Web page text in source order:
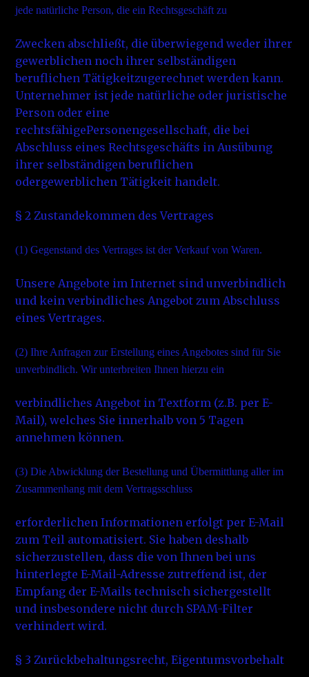
jede natürliche Person, die ein Rechtsgeschäft zu
Zwecken abschließt, die überwiegend weder ihrer
gewerblichen noch ihrer selbständigen
beruflichen Tätigkeitzugerechnet werden kann.
Unternehmer ist jede natürliche oder juristische
Person oder eine
rechtsfähigePersonengesellschaft, die bei
Abschluss eines Rechtsgeschäfts in Ausübung
ihrer selbständigen beruflichen
odergewerblichen Tätigkeit handelt.
§ 2 Zustandekommen des Vertrages
(1)Gegenstand des Vertrages ist der Verkauf von Waren.
Unsere Angebote im Internet sind unverbindlich
und kein verbindliches Angebot zum Abschluss
eines Vertrages.
(2)Ihre Anfragen zur Erstellung eines Angebotes sind für Sie
unverbindlich. Wir unterbreiten Ihnen hierzu ein
verbindliches Angebot in Textform (z.B. per E-
Mail), welches Sie innerhalb von 5 Tagen
annehmen können.
(3)Die Abwicklung der Bestellung und Übermittlung aller im
Zusammenhang mit dem Vertragsschluss
erforderlichen Informationen erfolgt per E-Mail
zum Teil automatisiert. Sie haben deshalb
sicherzustellen, dass die von Ihnen bei uns
hinterlegte E-Mail-Adresse zutreffend ist, der
Empfang der E-Mails technisch sichergestellt
und insbesondere nicht durch SPAM-Filter
verhindert wird.
§ 3 Zurückbehaltungsrecht, Eigentumsvorbehalt